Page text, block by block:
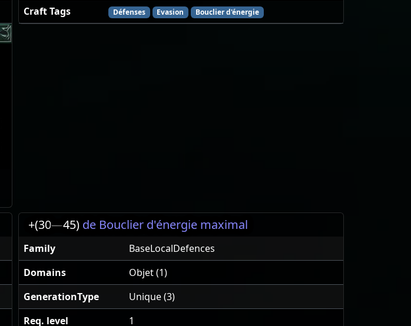
Craft Tags Défenses Evasion Bouclier d'énergie
+(30—45) de Bouclier d'énergie maximal
Family
BaseLocalDefences
Domains
Objet (1)
GenerationType
Unique (3)
Req. level
1